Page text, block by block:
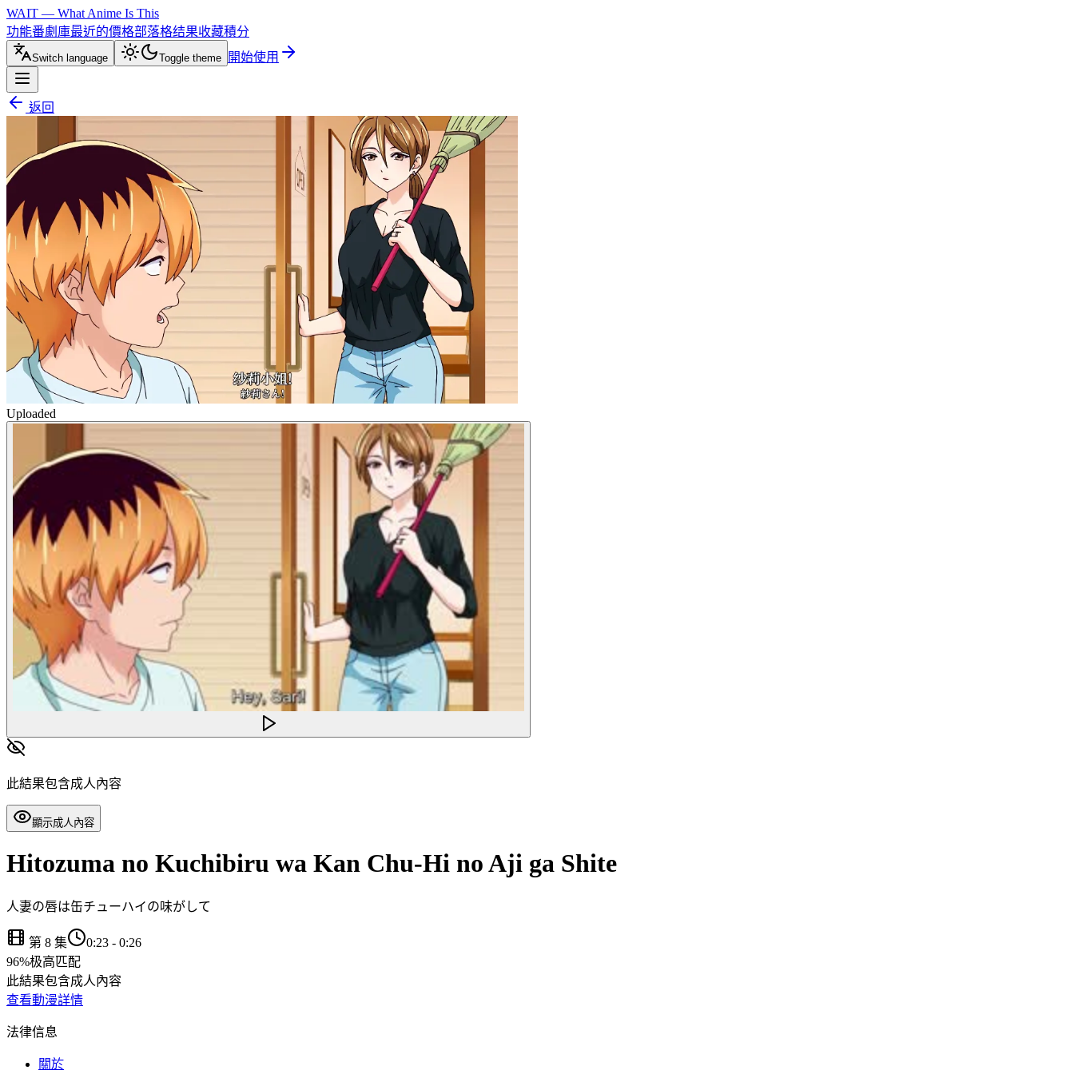
WAIT — What Anime Is This
功能番劇庫最近的價格部落格结果收藏積分
Switch language Toggle theme 開始使用
返回
Uploaded
此結果包含成人內容
顯示成人內容
Hitozuma no Kuchibiru wa Kan Chu-Hi no Aji ga Shite
人妻の唇は缶チューハイの味がして
第 8 集 0:23 - 0:26
96%极高匹配
此結果包含成人內容
查看動漫詳情
法律信息
關於